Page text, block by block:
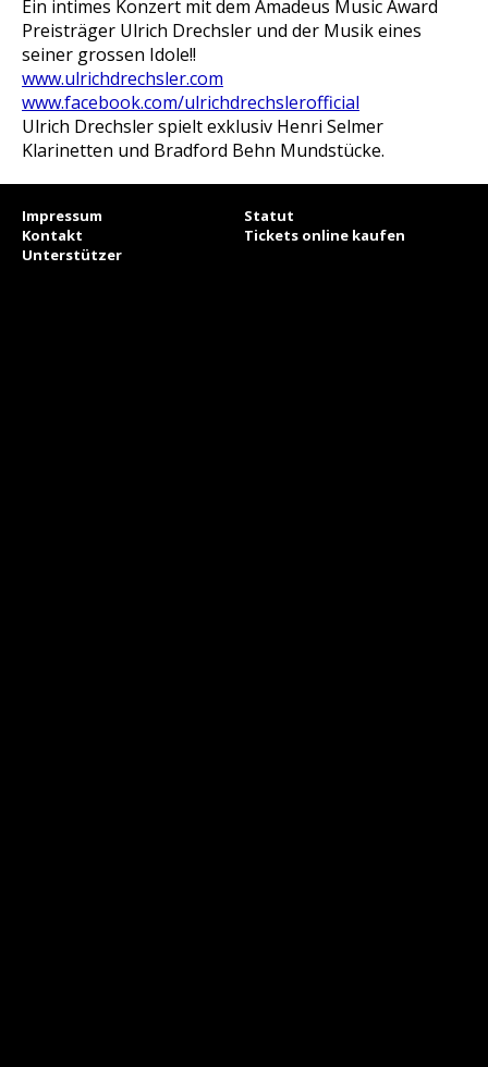
Ein intimes Konzert mit dem Amadeus Music Award
Preisträger Ulrich Drechsler und der Musik eines
seiner grossen Idole!!
www.ulrichdrechsler.com
www.facebook.com/ulrichdrechslerofficial
Ulrich Drechsler spielt exklusiv Henri Selmer
Klarinetten und Bradford Behn Mundstücke.
Impressum
Statut
Kontakt
Tickets online kaufen
Unterstützer